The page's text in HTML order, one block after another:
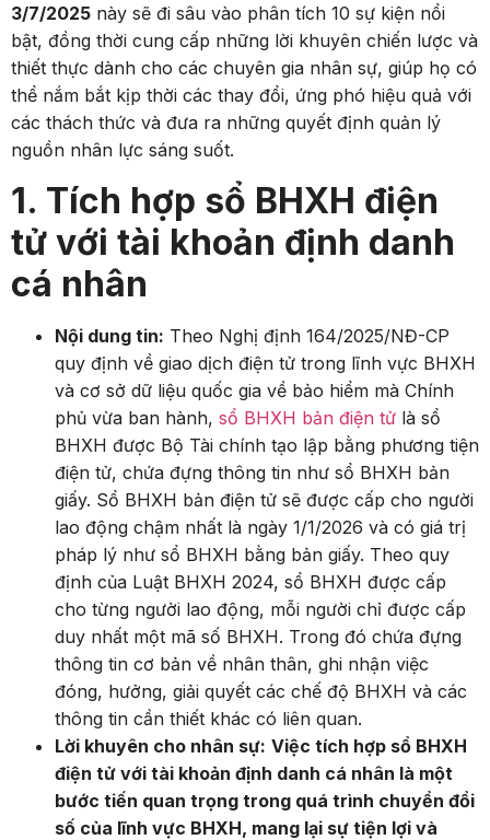
3/7/2025 này sẽ đi sâu vào phân tích 10 sự kiện nổi
bật, đồng thời cung cấp những lời khuyên chiến lược và
thiết thực dành cho các chuyên gia nhân sự, giúp họ có
thể nắm bắt kịp thời các thay đổi, ứng phó hiệu quả với
các thách thức và đưa ra những quyết định quản lý
nguồn nhân lực sáng suốt.
1. Tích hợp sổ BHXH điện
tử với tài khoản định danh
cá nhân
Nội dung tin: Theo Nghị định 164/2025/NĐ-CP
quy định về giao dịch điện tử trong lĩnh vực BHXH
và cơ sở dữ liệu quốc gia về bảo hiểm mà Chính
phủ vừa ban hành, sổ BHXH bản điện tử là sổ
BHXH được Bộ Tài chính tạo lập bằng phương tiện
điện tử, chứa đựng thông tin như sổ BHXH bản
giấy. Sổ BHXH bản điện tử sẽ được cấp cho người
lao động chậm nhất là ngày 1/1/2026 và có giá trị
pháp lý như sổ BHXH bằng bản giấy. Theo quy
định của Luật BHXH 2024, sổ BHXH được cấp
cho từng người lao động, mỗi người chỉ được cấp
duy nhất một mã số BHXH. Trong đó chứa đựng
thông tin cơ bản về nhân thân, ghi nhận việc
đóng, hưởng, giải quyết các chế độ BHXH và các
thông tin cần thiết khác có liên quan.
Lời khuyên cho nhân sự: Việc tích hợp sổ BHXH
điện tử với tài khoản định danh cá nhân là một
bước tiến quan trọng trong quá trình chuyển đổi
số của lĩnh vực BHXH, mang lại sự tiện lợi và